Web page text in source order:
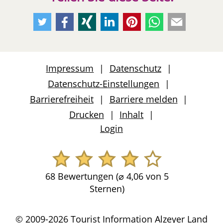
Empfehlen
auf
Twitter
Empfehlen
auf
Facebook
Empfehlen
auf
Xing
Empfehlen
auf
LinkedIn
Empfehlen
auf
Pinterest
Per
Per
Impressum
Datenschutz
Datenschutz-Einstellungen
Barrierefreiheit
Barriere melden
Drucken
Inhalt
Login
68 Bewertungen (⌀ 4,06 von 5
Sternen)
© 2009-2026 Tourist Information Alzeyer Land